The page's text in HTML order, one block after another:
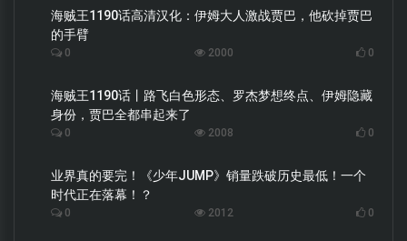
海贼王1190话高清汉化：伊姆大人激战贾巴，他砍掉贾巴
的手臂
0 2000 0
海贼王1190话丨路飞白色形态、罗杰梦想终点、伊姆隐藏
身份，贾巴全都串起来了
0 2008 0
业界真的要完！《少年JUMP》销量跌破历史最低！一个
时代正在落幕！？
0 2012 0